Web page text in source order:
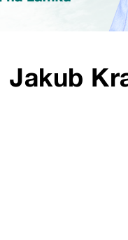
Jakub